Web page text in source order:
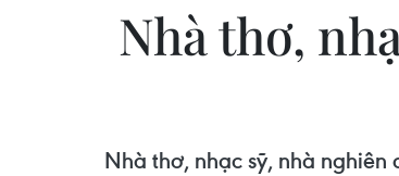
Nhà thơ,
Nhà thơ, nhạc sỹ, nhà